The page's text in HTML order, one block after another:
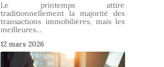
Le printemps attire
traditionnellement la majorité des
transactions immobilières, mais les
meilleures…
12 mars 2026